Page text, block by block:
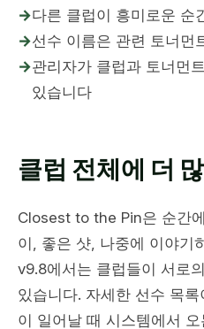
→다른 클럽이 흥미로운 순
→선수 이름은 관련 토너먼
→관리자가 클럽과 토너먼
있습니다
클럽 전체에 더
Closest to the Pin은 순간
이, 좋은 샷, 나중에 이야기
v9.8에서는 클럽들이 서로
있습니다. 자세한 선수 목
이 일어날 때 시스템에서